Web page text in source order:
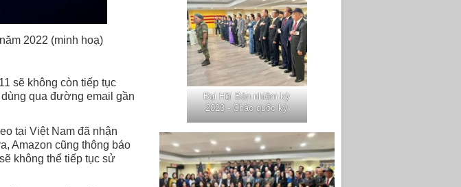
2022 (minh hoạ)
sẽ không còn tiếp tục
qua đường email gần
tại Việt Nam đã nhận
Amazon cũng thông báo
không thể tiếp tục sử
Đại Hội Bán nhiệm kỳ
2023 - Chào quốc kỳ